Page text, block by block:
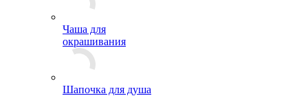
Чаша для
окрашивания
Шапочка для душа